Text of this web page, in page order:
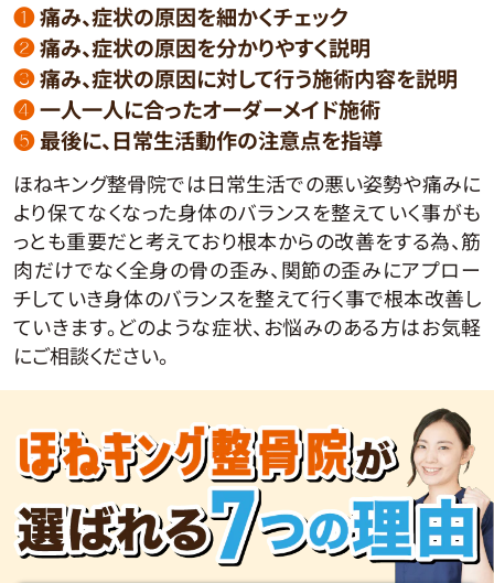
❶痛み、症状の原因を細かくチェック
❷痛み、症状の原因を分かりやすく説明
❸痛み、症状の原因に対して行う施術内容を説明
❹一人一人に合ったオーダーメイド施術
❺最後に、日常生活動作の注意点を指導
ほねキング整骨院では日常生活での悪い姿勢や痛みに
より保てなくなった身体のバランスを整えていく事がも
っとも重要だと考えており根本からの改善をする為、筋
肉だけでなく全身の骨の歪み、関節の歪みにアプロー
チしていき身体のバランスを整えて行く事で根本改善し
ていきます。どのような症状、お悩みのある方はお気軽
にご相談ください。